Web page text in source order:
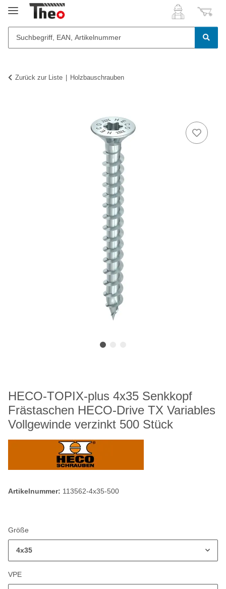
Zurück zur Liste Holzbauschrauben
HECO-TOPIX-plus 4x35 Senkkopf
Frästaschen HECO-Drive TX Variables
Vollgewinde verzinkt 500 Stück
Artikelnummer: 113562-4x35-500
Größe
4x35
VPE